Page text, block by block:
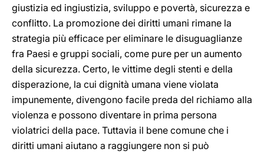
giustizia ed ingiustizia, sviluppo e povertà, sicurezza e
conflitto. La promozione dei diritti umani rimane la
strategia più efficace per eliminare le disuguaglianze
fra Paesi e gruppi sociali, come pure per un aumento
della sicurezza. Certo, le vittime degli stenti e della
disperazione, la cui dignità umana viene violata
impunemente, divengono facile preda del richiamo alla
violenza e possono diventare in prima persona
violatrici della pace. Tuttavia il bene comune che i
diritti umani aiutano a raggiungere non si può